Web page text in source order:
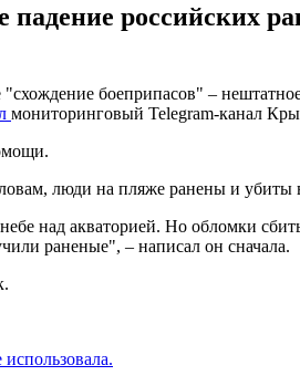
российских
боеприпасов" –
мониторинговый Telegram-канал
люди на пляже ранены и убиты
над акваторией. Но обломки
раненые", – написал он сначала.